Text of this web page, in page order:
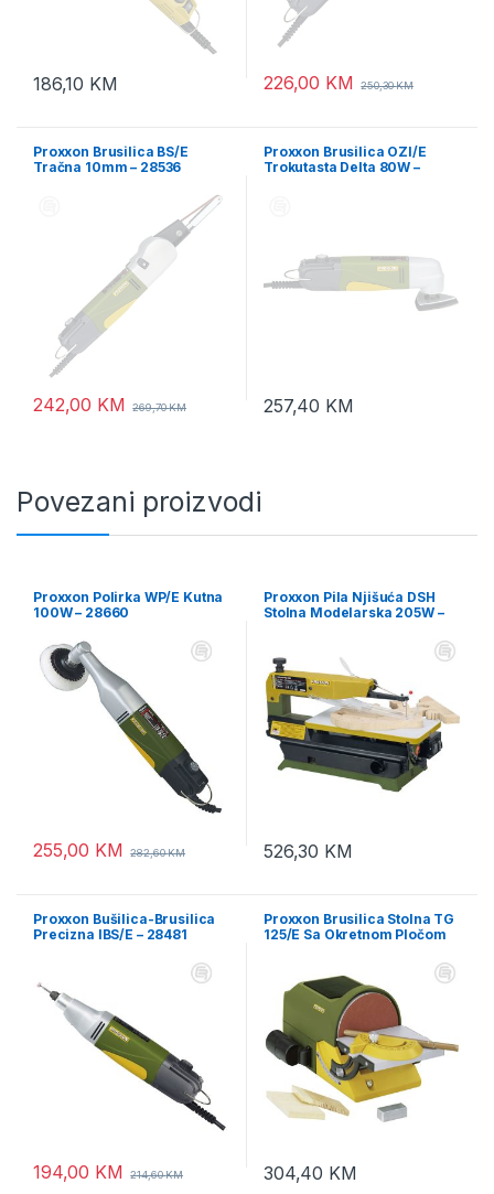
186,10 KM 226,00 KM 250,30KM
Proxxon Brusilica BS/E
Tračna 10mm – 28536
242,00 KM 269,70KM
Proxxon Brusilica OZI/E
Trokutasta Delta 80W –
257,40 KM
Povezani proizvodi
Proxxon Polirka WP/E Kutna
100W – 28660
255,00 KM 282,60KM
Proxxon Pila Njišuća DSH
Stolna Modelarska 205W –
526,30 KM
Proxxon Bušilica-Brusilica
Precizna IBS/E – 28481
194,00 KM 214,60KM
Proxxon Brusilica Stolna TG
125/E Sa Okretnom Pločom
304,40 KM